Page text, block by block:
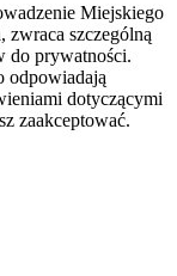
Miejskiego
zwraca szczególną
do prywatności.
odpowiadają
dotyczącymi
zaakceptować.